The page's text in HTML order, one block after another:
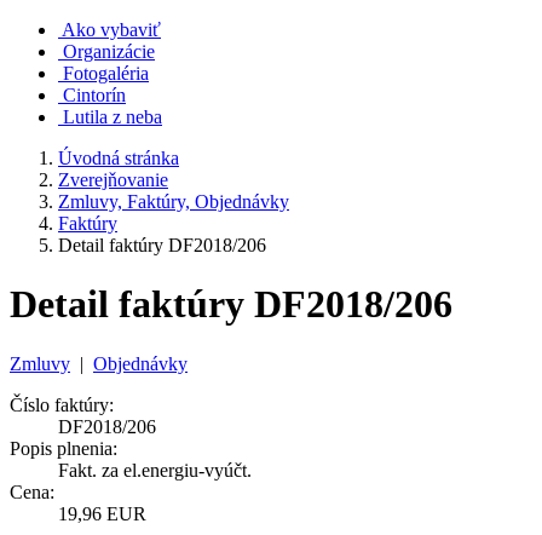
Ako vybaviť
Organizácie
Fotogaléria
Cintorín
Lutila z neba
Úvodná stránka
Zverejňovanie
Zmluvy, Faktúry, Objednávky
Faktúry
Detail faktúry DF2018/206
Detail faktúry DF2018/206
Zmluvy | Objednávky
Číslo faktúry:
DF2018/206
Popis plnenia:
Fakt. za el.energiu-vyúčt.
Cena:
19,96 EUR